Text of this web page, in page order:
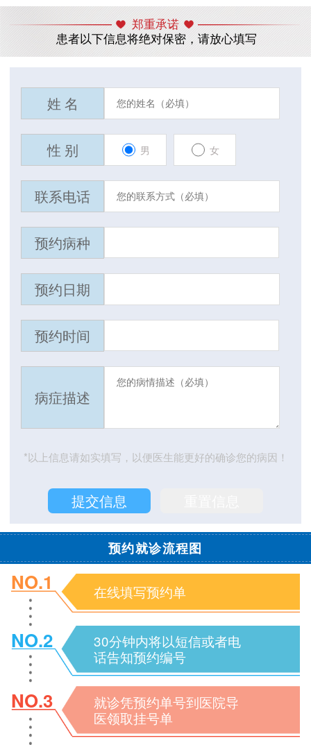
郑重承诺
患者以下信息将绝对保密，请放心填写
姓 名
性 别 男 女
联系电话
预约病种
预约日期
预约时间
病症描述
*以上信息请如实填写，以便医生能更好的确诊您的病因！
预约就诊流程图
NO.1 在线填写预约单
NO.2
30分钟内将以短信或者电
话告知预约编号
NO.3
就诊凭预约单号到医院导
医领取挂号单